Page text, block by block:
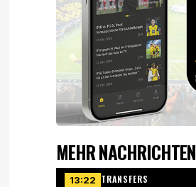
MEHR NACHRICHTEN
13:22 TRANSFERS